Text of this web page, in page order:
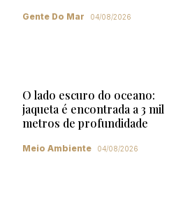
Gente Do Mar 04/08/2026
O lado escuro do oceano:
jaqueta é encontrada a 3 mil
metros de profundidade
Meio Ambiente 04/08/2026